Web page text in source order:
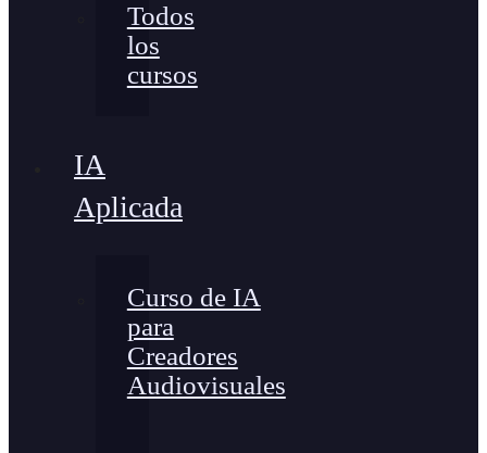
Todos
los
cursos
IA
Aplicada
Curso de IA
para
Creadores
Audiovisuales